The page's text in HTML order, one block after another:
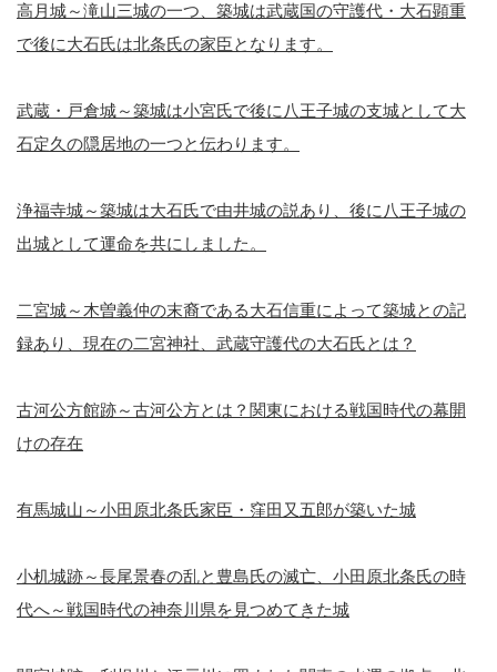
高月城～滝山三城の一つ、築城は武蔵国の守護代・大石顕重
で後に大石氏は北条氏の家臣となります。
武蔵・戸倉城～築城は小宮氏で後に八王子城の支城として大
石定久の隠居地の一つと伝わります。
浄福寺城～築城は大石氏で由井城の説あり、後に八王子城の
出城として運命を共にしました。
二宮城～木曽義仲の末裔である大石信重によって築城との記
録あり、現在の二宮神社、武蔵守護代の大石氏とは？
古河公方館跡～古河公方とは？関東における戦国時代の幕開
けの存在
有馬城山～小田原北条氏家臣・窪田又五郎が築いた城
小机城跡～長尾景春の乱と豊島氏の滅亡、小田原北条氏の時
代へ～戦国時代の神奈川県を見つめてきた城